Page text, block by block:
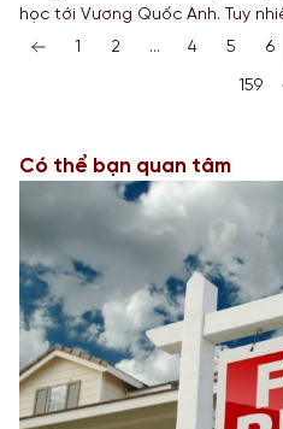
học tới Vương Quốc Anh. Tuy
giá năng lực ngôn ngữ, IELTS và
viên băn khoăn khi chuẩn bị Hồ
gia UniStar sẽ phân tích chi tiết
1 2 … 4 5 6
159
Có thể bạn quan tâm